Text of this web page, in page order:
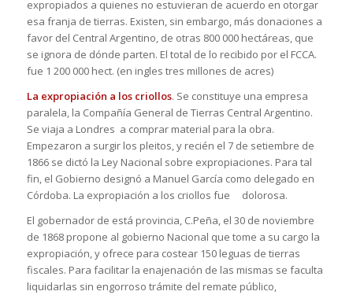
expropiados a quienes no estuvieran de acuerdo en otorgar
esa franja de tierras. Existen, sin embargo, más donaciones a
favor del Central Argentino, de otras 800 000 hectáreas, que
se ignora de dónde parten. El total de lo recibido por el FCCA.
fue 1 200 000 hect. (en ingles tres millones de acres)
La expropiación a los criollos. Se constituye una empresa
paralela, la Compañía General de Tierras Central Argentino.
Se viaja a Londres a comprar material para la obra.
Empezaron a surgir los pleitos, y recién el 7 de setiembre de
1866 se dictó la Ley Nacional sobre expropiaciones. Para tal
fin, el Gobierno designó a Manuel García como delegado en
Córdoba. La expropiación a los criollos fue dolorosa.
El gobernador de está provincia, C.Peña, el 30 de noviembre
de 1868 propone al gobierno Nacional que tome a su cargo la
expropiación, y ofrece para costear 150 leguas de tierras
fiscales. Para facilitar la enajenación de las mismas se faculta
liquidarlas sin engorroso trámite del remate público,